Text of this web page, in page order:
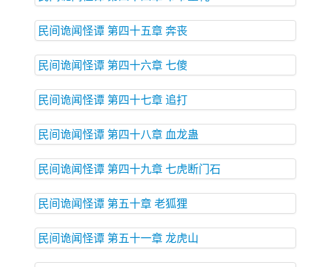
民间诡闻怪谭 第四十五章 奔丧
民间诡闻怪谭 第四十六章 七傻
民间诡闻怪谭 第四十七章 追打
民间诡闻怪谭 第四十八章 血龙蛊
民间诡闻怪谭 第四十九章 七虎断门石
民间诡闻怪谭 第五十章 老狐狸
民间诡闻怪谭 第五十一章 龙虎山